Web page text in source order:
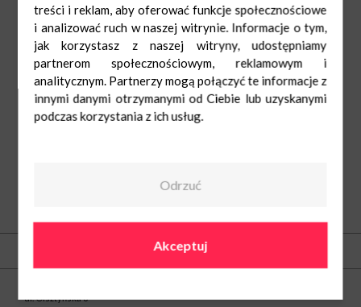
O nas
ul. Olsztyńska 8
treści i reklam, aby oferować funkcje społecznościowe
i analizować ruch w naszej witrynie. Informacje o tym,
jak korzystasz z naszej witryny, udostępniamy
partnerom społecznościowym, reklamowym i
analitycznym. Partnerzy mogą połączyć te informacje z
innymi danymi otrzymanymi od Ciebie lub uzyskanymi
podczas korzystania z ich usług.
Odrzuć
Akceptuj